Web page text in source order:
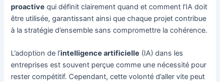
proactive qui définit clairement quand et comment l’IA doit
être utilisée, garantissant ainsi que chaque projet contribue
à la stratégie d’ensemble sans compromettre la cohérence.
L’adoption de l’intelligence artificielle (IA) dans les
entreprises est souvent perçue comme une nécessité pour
rester compétitif. Cependant, cette volonté d’aller vite peut